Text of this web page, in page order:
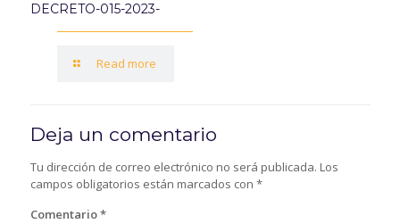
DECRETO-015-2023-
Read more
Deja un comentario
Tu dirección de correo electrónico no será publicada. Los
campos obligatorios están marcados con *
Comentario*